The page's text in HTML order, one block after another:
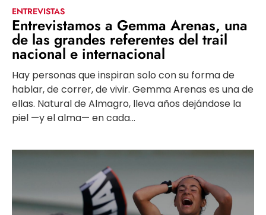
ENTREVISTAS
Entrevistamos a Gemma Arenas, una
de las grandes referentes del trail
nacional e internacional
Hay personas que inspiran solo con su forma de
hablar, de correr, de vivir. Gemma Arenas es una de
ellas. Natural de Almagro, lleva años dejándose la
piel —y el alma— en cada...